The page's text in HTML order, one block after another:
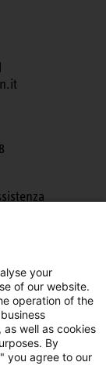
your
of our website.
operation of the
well as cookies
By
you agree to our